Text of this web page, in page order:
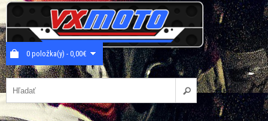
0 položka(y) - 0,00€